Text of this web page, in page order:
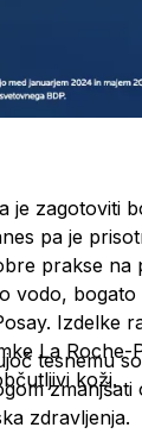
zagotoviti
pa je
prakse na
vodo,
Izdelke
La Roche-
koži.
tesnemu
zmanjšati
zdravljenja.